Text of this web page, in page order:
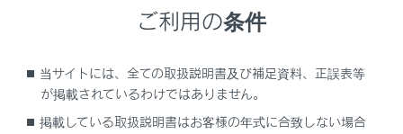
万一、車が止まらなくなったときの非常時のみ、手順に
従って車を停止させてください。
車を停止するには
ご利用の条件
当サイトには、全ての取扱説明書及び補足資料、正誤表等
が掲載されているわけではありません。
掲載している取扱説明書はお客様の年式に合致しない場合